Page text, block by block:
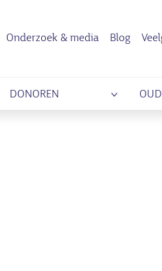
Onderzoek & media Blog
DONOREN